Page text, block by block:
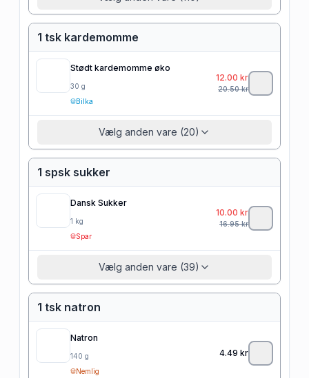
1 tsk kardemomme
Stødt kardemomme øko
30 g
Bilka
12.00 kr
20.50kr
Vælg anden vare (20)
1 spsk sukker
Dansk Sukker
1 kg
Spar
10.00 kr
16.95kr
Vælg anden vare (39)
1 tsk natron
Natron
140 g
Nemlig
4.49 kr